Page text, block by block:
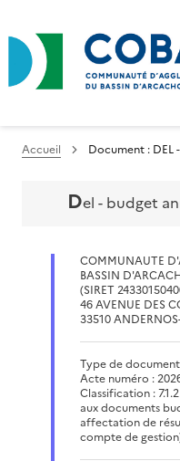
Accueil Document : DEL
del - budget
COMMUNAUTE
BASSIN
(SIRET
46 AVENUE DES
33510
Type de
Acte numéro :
Classification :
aux documents
affectation de
compte de